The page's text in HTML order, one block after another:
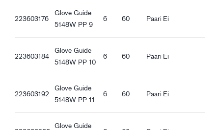
223603176
Glove Guide
5148W PP 9
6 60 Paari Ei
223603184
Glove Guide
5148W PP 10
6 60 Paari Ei
223603192
Glove Guide
5148W PP 11
6 60 Paari Ei
Glove Guide